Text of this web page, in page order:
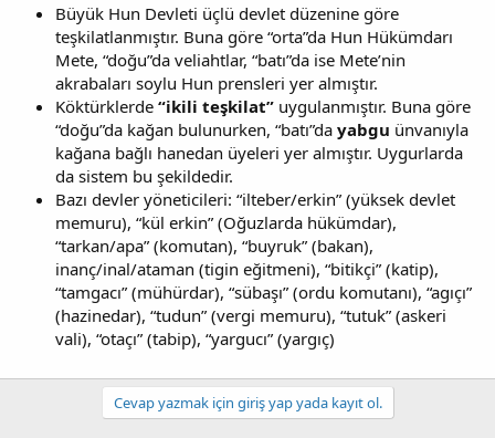
Büyük Hun Devleti üçlü devlet düzenine göre
teşkilatlanmıştır. Buna göre “orta”da Hun Hükümdarı
Mete, “doğu”da veliahtlar, “batı”da ise Mete’nin
akrabaları soylu Hun prensleri yer almıştır.
Köktürklerde “ikili teşkilat” uygulanmıştır. Buna göre
“doğu”da kağan bulunurken, “batı”da yabgu ünvanıyla
kağana bağlı hanedan üyeleri yer almıştır. Uygurlarda
da sistem bu şekildedir.
Bazı devler yöneticileri: “ilteber/erkin” (yüksek devlet
memuru), “kül erkin” (Oğuzlarda hükümdar),
“tarkan/apa” (komutan), “buyruk” (bakan),
inanç/inal/ataman (tigin eğitmeni), “bitikçi” (katip),
“tamgacı” (mühürdar), “sübaşı” (ordu komutanı), “agıçı”
(hazinedar), “tudun” (vergi memuru), “tutuk” (askeri
vali), “otaçı” (tabip), “yargucı” (yargıç)
Cevap yazmak için giriş yap yada kayıt ol.